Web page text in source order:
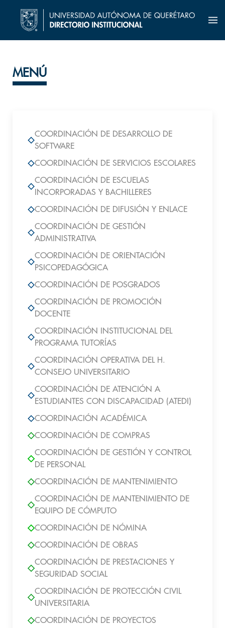
MENÚ
COORDINACIÓN DE DESARROLLO DE
SOFTWARE
COORDINACIÓN DE SERVICIOS ESCOLARES
COORDINACIÓN DE ESCUELAS
INCORPORADAS Y BACHILLERES
COORDINACIÓN DE DIFUSIÓN Y ENLACE
COORDINACIÓN DE GESTIÓN
ADMINISTRATIVA
COORDINACIÓN DE ORIENTACIÓN
PSICOPEDAGÓGICA
COORDINACIÓN DE POSGRADOS
COORDINACIÓN DE PROMOCIÓN
DOCENTE
COORDINACIÓN INSTITUCIONAL DEL
PROGRAMA TUTORÍAS
COORDINACIÓN OPERATIVA DEL H.
CONSEJO UNIVERSITARIO
COORDINACIÓN DE ATENCIÓN A
ESTUDIANTES CON DISCAPACIDAD (ATEDI)
COORDINACIÓN ACADÉMICA
COORDINACIÓN DE COMPRAS
COORDINACIÓN DE GESTIÓN Y CONTROL
DE PERSONAL
COORDINACIÓN DE MANTENIMIENTO
COORDINACIÓN DE MANTENIMIENTO DE
EQUIPO DE CÓMPUTO
COORDINACIÓN DE NÓMINA
COORDINACIÓN DE OBRAS
COORDINACIÓN DE PRESTACIONES Y
SEGURIDAD SOCIAL
COORDINACIÓN DE PROTECCIÓN CIVIL
UNIVERSITARIA
COORDINACIÓN DE PROYECTOS